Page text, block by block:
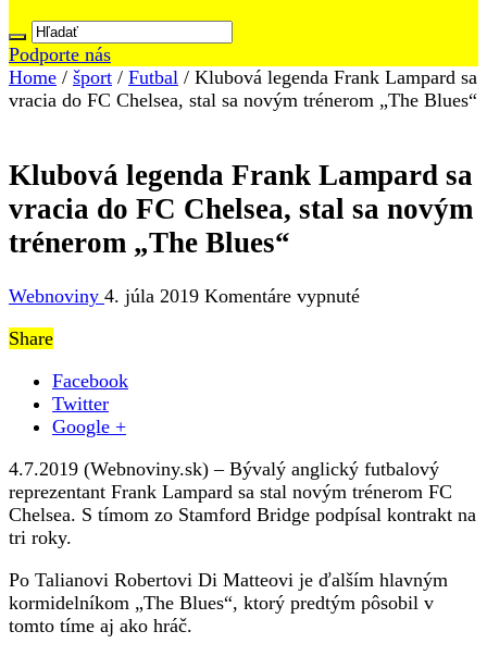
Podporte nás
Home / šport / Futbal / Klubová legenda Frank Lampard sa
vracia do FC Chelsea, stal sa novým trénerom „The Blues“
Klubová legenda Frank Lampard sa
vracia do FC Chelsea, stal sa novým
trénerom „The Blues“
Webnoviny 4. júla 2019 Komentáre vypnuténa
FC
Chelsea,
stal
novým
trénerom
„The
Share
Facebook
Twitter
Google +
4.7.2019 (Webnoviny.sk) – Bývalý anglický futbalový
reprezentant Frank Lampard sa stal novým trénerom FC
Chelsea. S tímom zo Stamford Bridge podpísal kontrakt na
tri roky.
Po Talianovi Robertovi Di Matteovi je ďalším hlavným
kormidelníkom „The Blues“, ktorý predtým pôsobil v
tomto tíme aj ako hráč.